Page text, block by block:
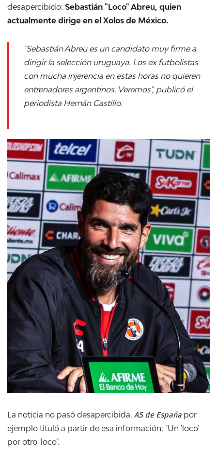
desapercibido: Sebastián "Loco" Abreu, quien
actualmente dirige en el Xolos de México.
"Sebastián Abreu es un candidato muy firme a
dirigir la selección uruguaya. Los ex futbolistas
con mucha injerencia en estas horas no quieren
entrenadores argentinos. Veremos", publicó el
periodista Hernán Castillo.
La noticia no pasó desapercibida. AS de España por
ejemplo tituló a partir de esa información: "Un 'loco'
por otro 'loco".